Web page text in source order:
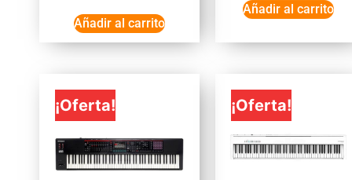
Añadir al carrito
Añadir al carrito
¡Oferta! ¡Oferta!